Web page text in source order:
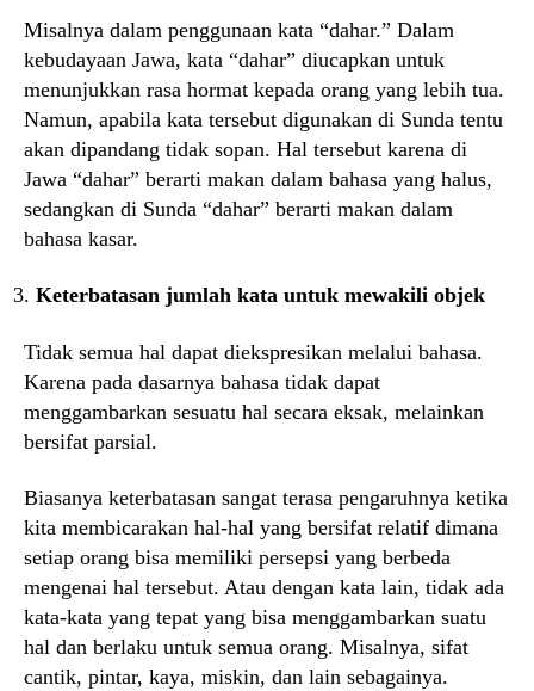
Misalnya dalam penggunaan kata “dahar.” Dalam
kebudayaan Jawa, kata “dahar” diucapkan untuk
menunjukkan rasa hormat kepada orang yang lebih tua.
Namun, apabila kata tersebut digunakan di Sunda tentu
akan dipandang tidak sopan. Hal tersebut karena di
Jawa “dahar” berarti makan dalam bahasa yang halus,
sedangkan di Sunda “dahar” berarti makan dalam
bahasa kasar.
Keterbatasan jumlah kata untuk mewakili objek
Tidak semua hal dapat diekspresikan melalui bahasa.
Karena pada dasarnya bahasa tidak dapat
menggambarkan sesuatu hal secara eksak, melainkan
bersifat parsial.
Biasanya keterbatasan sangat terasa pengaruhnya ketika
kita membicarakan hal-hal yang bersifat relatif dimana
setiap orang bisa memiliki persepsi yang berbeda
mengenai hal tersebut. Atau dengan kata lain, tidak ada
kata-kata yang tepat yang bisa menggambarkan suatu
hal dan berlaku untuk semua orang. Misalnya, sifat
cantik, pintar, kaya, miskin, dan lain sebagainya.